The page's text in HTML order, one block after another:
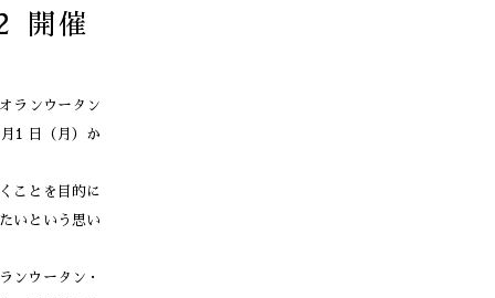
開催
ランウータン
1 日（月）か
ことを目的に
いという思い
ンウータン・